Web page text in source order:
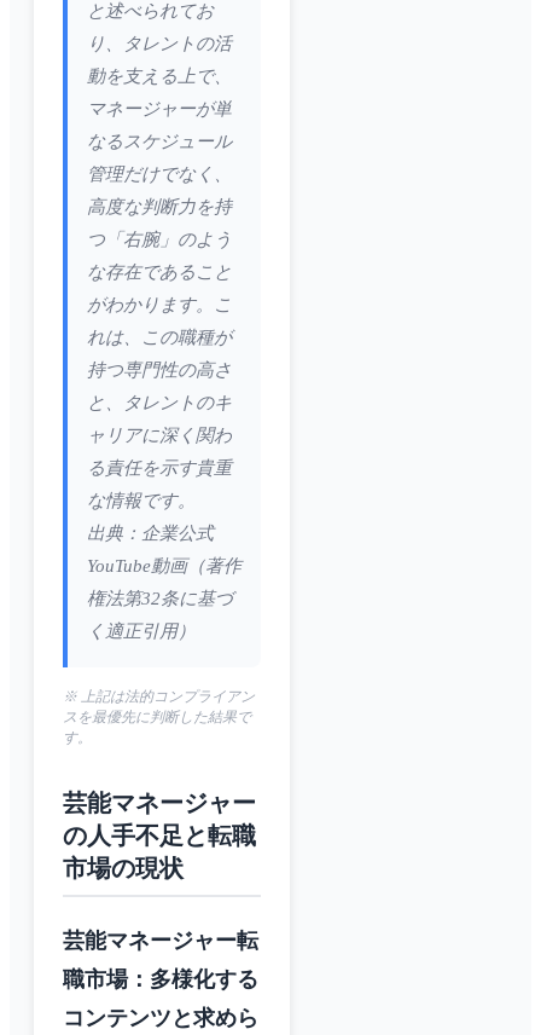
と述べられてお
り、タレントの活
動を支える上で、
マネージャーが単
なるスケジュール
管理だけでなく、
高度な判断力を持
つ「右腕」のよう
な存在であること
がわかります。こ
れは、この職種が
持つ専門性の高さ
と、タレントのキ
ャリアに深く関わ
る責任を示す貴重
な情報です。
出典：企業公式
YouTube動画（著作
権法第32条に基づ
く適正引用）
※ 上記は法的コンプライアン
スを最優先に判断した結果で
す。
芸能マネージャー
の人手不足と転職
市場の現状
芸能マネージャー転
職市場：多様化する
コンテンツと求めら